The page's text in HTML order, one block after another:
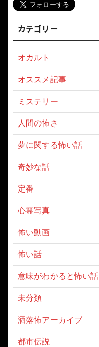
カテゴリー
オカルト
オススメ記事
ミステリー
人間の怖さ
夢に関する怖い話
奇妙な話
定番
心霊写真
怖い動画
怖い話
意味がわかると怖い話
未分類
洒落怖アーカイブ
都市伝説